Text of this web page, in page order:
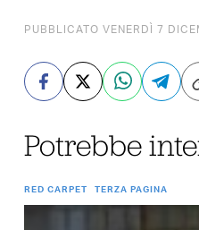
PUBBLICATO VENERDÌ 7
Potrebbe
RED CARPET TERZA PAGINA